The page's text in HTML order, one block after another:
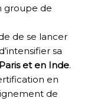
groupe de
de se lancer
sa
et en Inde.
en
de